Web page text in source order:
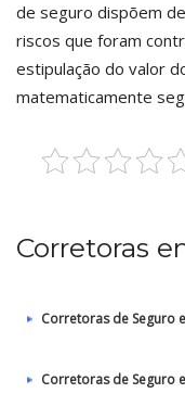
de seguro dispõem
riscos que foram
estipulação do valor
matematicamente
Corretoras
Corretoras de Seguro
Corretoras de Seguro